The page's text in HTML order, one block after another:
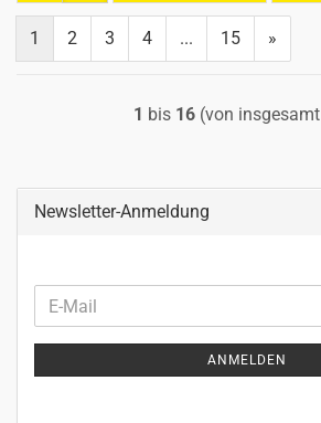
1 2 3 4 ... 15 »
1 bis 16 (von insgesamt
Newsletter-Anmeldung
WEITER
ZUR
NEWSLETTER-
E-
Mail
ANMELDEN